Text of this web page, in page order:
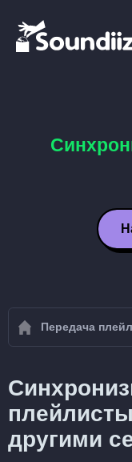
Передача
другими